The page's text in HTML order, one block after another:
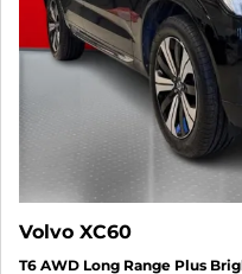
Volvo XC60
T6 AWD Long Range Plus